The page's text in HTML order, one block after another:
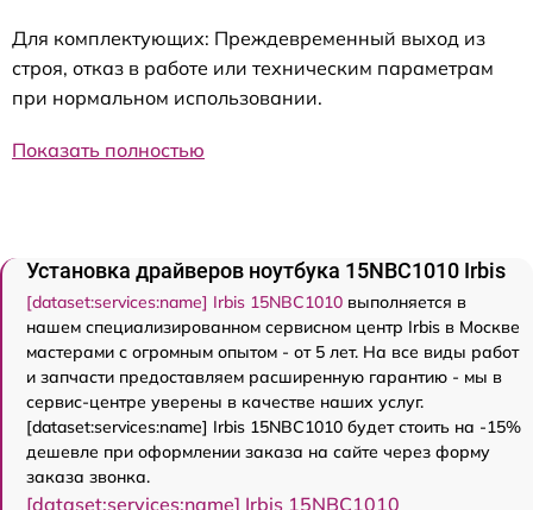
Для комплектующих: Преждевременный выход из
строя, отказ в работе или техническим параметрам
при нормальном использовании.
Показать полностью
Установка драйверов ноутбука 15NBC1010 Irbis
[dataset:services:name] Irbis 15NBC1010 выполняется в
нашем специализированном сервисном центр Irbis в Москве
мастерами с огромным опытом - от 5 лет. На все виды работ
и запчасти предоставляем расширенную гарантию - мы в
сервис-центре уверены в качестве наших услуг.
[dataset:services:name] Irbis 15NBC1010 будет стоить на -15%
дешевле при оформлении заказа на сайте через форму
заказа звонка.
[dataset:services:name] Irbis 15NBC1010